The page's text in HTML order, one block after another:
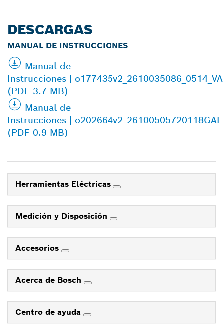
DESCARGAS
MANUAL DE INSTRUCCIONES
Manual de
Instrucciones |
(PDF 3.7 MB)
Manual de
Instrucciones |
(PDF 0.9 MB)
Herramientas Eléctricas
Medición y Disposición
Accesorios
Acerca de Bosch
Centro de ayuda